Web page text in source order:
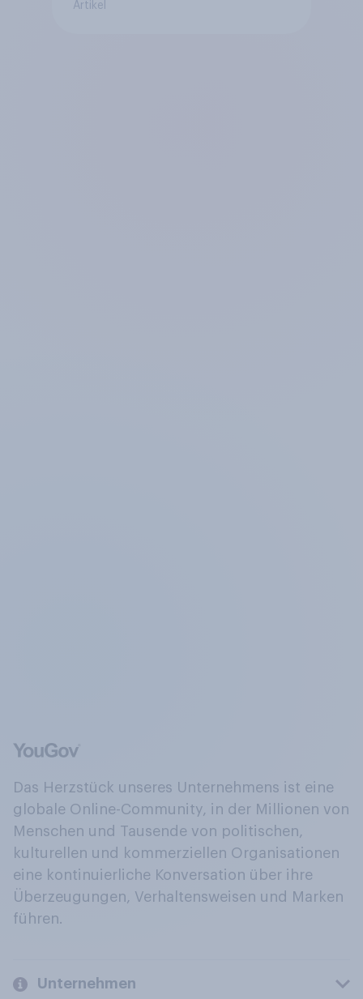
Artikel
Das Herzstück unseres Unternehmens ist eine
globale Online-Community, in der Millionen von
Menschen und Tausende von politischen,
kulturellen und kommerziellen Organisationen
eine kontinuierliche Konversation über ihre
Überzeugungen, Verhaltensweisen und Marken
führen.
Unternehmen